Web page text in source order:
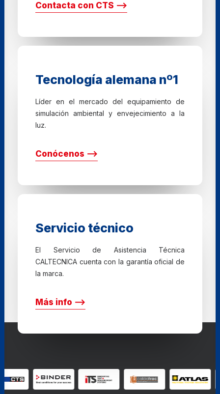
Contacta con CTS ⟶
Tecnología alemana nº1
Líder en el mercado del equipamiento de
simulación ambiental y envejecimiento a la
luz.
Conócenos ⟶
Servicio técnico
El Servicio de Asistencia Técnica
CALTECNICA cuenta con la garantía oficial de
la marca.
Más info ⟶